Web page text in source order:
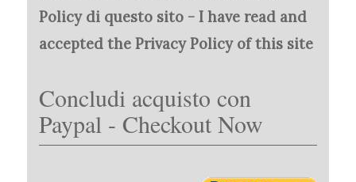
Policy di questo sito - I have read and
accepted the Privacy Policy of this site
Concludi acquisto con
Paypal - Checkout Now